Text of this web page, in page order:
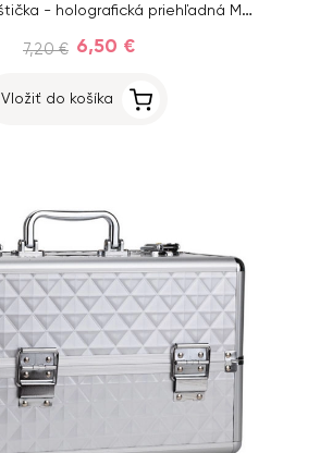
Kozmetická taštička - holografická priehľadná MollyLac
7,20 € 6,50 €
Vložiť do košíka